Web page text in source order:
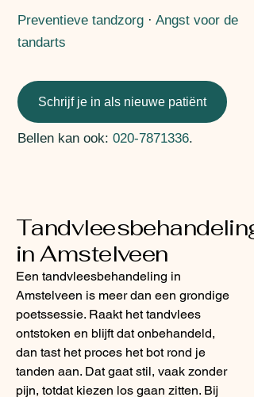
Tandvleesbehandeling
in Amstelveen
Een tandvleesbehandeling in
Amstelveen is meer dan een grondige
poetssessie. Raakt het tandvlees
ontstoken en blijft dat onbehandeld,
dan tast het proces het bot rond je
tanden aan. Dat gaat stil, vaak zonder
pijn, totdat kiezen los gaan zitten. Bij
Preventieve tandzorg · Angst voor de
tandarts
Schrijf je in als nieuwe patiënt
Bellen kan ook: 020-7871336.